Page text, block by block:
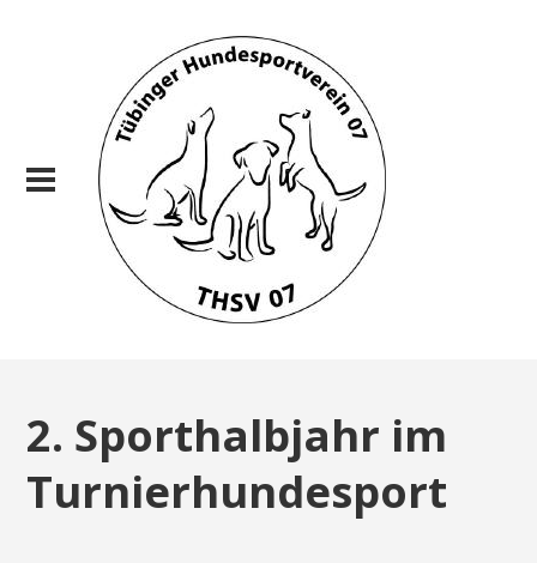
2. Sporthalbjahr im
Turnierhundesport